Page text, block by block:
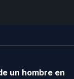
un hombre en